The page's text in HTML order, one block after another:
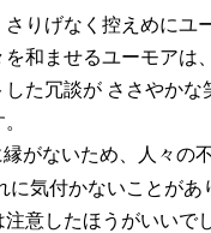
りげなく控えめにユ
和ませるユーモアは
た冗談が ささやか
縁がないため、人々の
に気付かないことが
意したほうがいいで